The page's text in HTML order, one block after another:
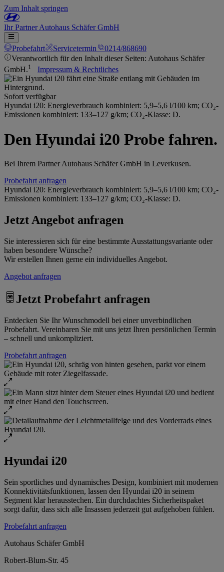
Zum Inhalt springen
IhrPartnerAutohaus Schäfer GmbH
Probefahrt Servicetermin
0214/868690
Verantwortlich für den Inhalt dieser Seiten: Autohaus Schäfer
GmbH.1 Impressum & Rechtliches
Sofort verfügbar
Hyundai i20: Energieverbrauch kombiniert: 5,9–5,6 l/100 km; CO₂-
Emissionen kombiniert: 133–127 g/km; CO₂-Klasse: D.
Den Hyundai i20 Probe fahren.
Bei Ihrem Partner Autohaus Schäfer GmbH in Leverkusen.
Probefahrt anfragen
Hyundai i20: Energieverbrauch kombiniert: 5,9–5,6 l/100 km; CO₂-
Emissionen kombiniert: 133–127 g/km; CO₂-Klasse: D.
Jetzt Angebot anfragen
Sie interessieren sich für eine bestimmte Ausstattungsvariante oder
haben besondere Wünsche?
Wir erstellen Ihnen gerne ein individuelles Angebot.
Angebot anfragen
Jetzt Probefahrt anfragen
Entdecken Sie Ihr Wunschmodell bei einer unverbindlichen
Probefahrt. Vereinbaren Sie mit uns jetzt Ihren persönlichen Termin
– schnell und unkompliziert.
Probefahrt anfragen
Hyundai i20
Sein sportliches und dynamisches Design, kombiniert mit modernen
Konnektivitätsfunktionen, lassen den Hyundai i20 in seinem
Segment klar herausstechen. Ein durchdachtes Sicherheitspaket
sorgt dafür, dass sich alle Insassen jederzeit gut aufgehoben fühlen.
Probefahrt anfragen
Autohaus Schäfer GmbH
Robert-Blum-Str. 45